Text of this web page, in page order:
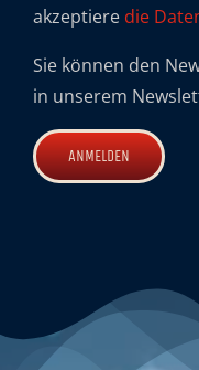
akzeptiere die
Sie können den
in unserem